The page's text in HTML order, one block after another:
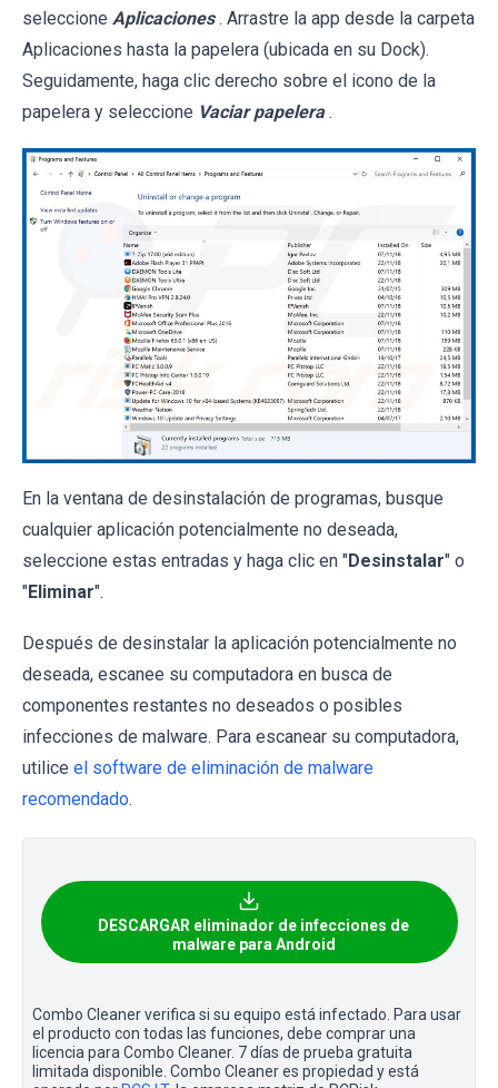
seleccione Aplicaciones . Arrastre la app desde la carpeta
Aplicaciones hasta la papelera (ubicada en su Dock).
Seguidamente, haga clic derecho sobre el icono de la
papelera y seleccione Vaciar papelera .
En la ventana de desinstalación de programas, busque
cualquier aplicación potencialmente no deseada,
seleccione estas entradas y haga clic en "Desinstalar" o
"Eliminar".
Después de desinstalar la aplicación potencialmente no
deseada, escanee su computadora en busca de
componentes restantes no deseados o posibles
infecciones de malware. Para escanear su computadora,
utilice el software de eliminación de malware
recomendado.
DESCARGAR eliminador de infecciones de
malware para Android
Combo Cleaner verifica si su equipo está infectado. Para usar
el producto con todas las funciones, debe comprar una
licencia para Combo Cleaner. 7 días de prueba gratuita
limitada disponible. Combo Cleaner es propiedad y está